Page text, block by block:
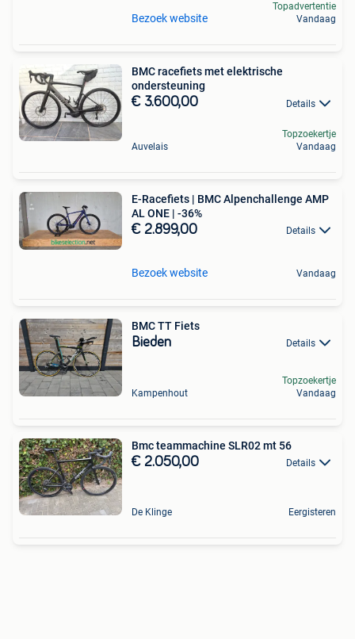
Bezoek website
Topadvertentie
Vandaag
BMC racefiets met elektrische
ondersteuning
€ 3.600,00 Details
Auvelais
Topzoekertje
Vandaag
E-Racefiets | BMC Alpenchallenge AMP
AL ONE | -36%
€ 2.899,00 Details
Bezoek website Vandaag
BMC TT Fiets
Bieden Details
Kampenhout
Topzoekertje
Vandaag
Bmc teammachine SLR02 mt 56
€ 2.050,00 Details
De Klinge Eergisteren